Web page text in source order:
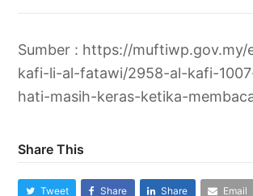
Sumber : https://muftiwp.gov.my/
kafi-li-al-fatawi/2958-al-kafi-
hati-masih-keras-ketika-
Share This
Tweet Share Share Email